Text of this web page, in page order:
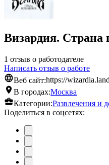
Визардия. Страна
1 отзыв о работодателе
Написать отзыв о работе
Веб сайт:https://
В городах:Москва
Категории:Развлечения и
Поделиться в соцсетях: